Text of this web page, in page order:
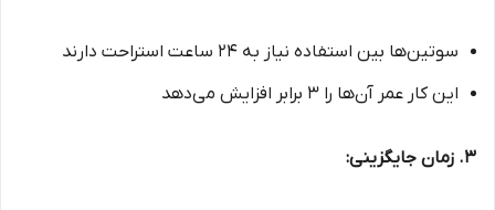
سوتین‌ها بین استفاده نیاز به ۲۴ ساعت استراحت دارند
این کار عمر آن‌ها را ۳ برابر افزایش می‌دهد
۳. زمان جایگزینی: